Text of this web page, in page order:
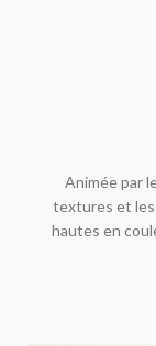
Animée par
textures et
hautes en